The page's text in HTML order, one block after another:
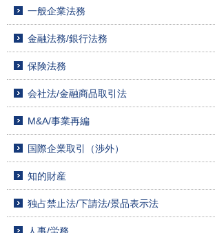
一般企業法務
金融法務/銀行法務
保険法務
会社法/金融商品取引法
M&A/事業再編
国際企業取引（渉外）
知的財産
独占禁止法/下請法/景品表示法
人事/労務